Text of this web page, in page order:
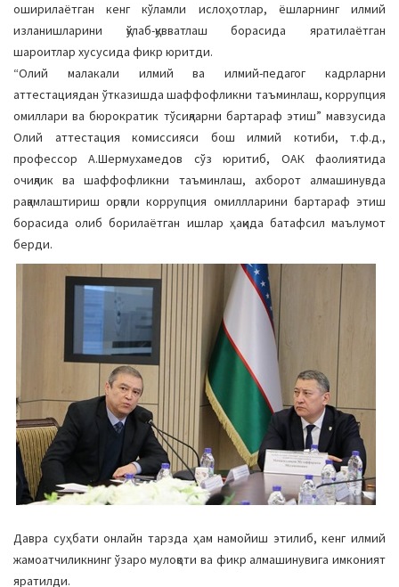
оширилаётган кенг кўламли ислоҳотлар, ёшларнинг илмий
изланишларини қўлаб-қувватлаш борасида яратилаётган
шароитлар хусусида фикр юритди.
“Олий малакали илмий ва илмий-педагог кадрларни
аттестациядан ўтказишда шаффофликни таъминлаш, коррупция
омиллари ва бюрократик тўсиқларни бартараф этиш” мавзусида
Олий аттестация комиссияси бош илмий котиби, т.ф.д.,
профессор А.Шермухамедов сўз юритиб, ОАК фаолиятида
очиқлик ва шаффофликни таъминлаш, ахборот алмашинувда
рақамлаштириш орқали коррупция омиллларини бартараф этиш
борасида олиб борилаётган ишлар ҳақида батафсил маълумот
берди.
Давра суҳбати онлайн тарзда ҳам намойиш этилиб, кенг илмий
жамоатчиликнинг ўзаро мулоқоти ва фикр алмашинувига имконият
яратилди.